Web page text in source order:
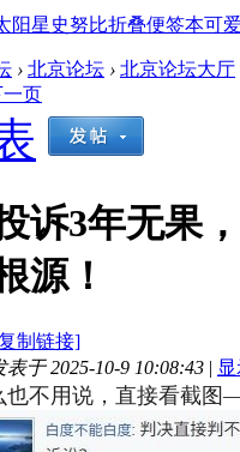
阳星史努比折叠便签本可
› 北京论坛 › 北京论坛大厅
一页
诉3年无果
源！
制链接]
表于 2025-10-9 10:08:43 |
也不用说，直接看截